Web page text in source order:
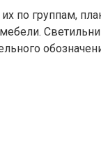
по группам,